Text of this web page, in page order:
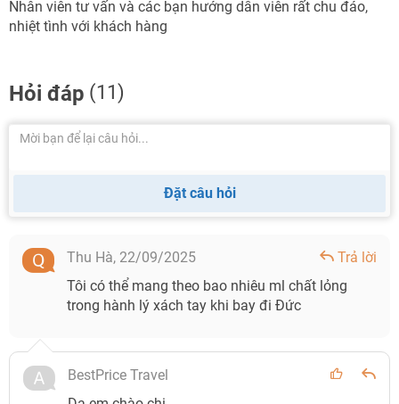
Nhân viên tư vấn và các bạn hướng dẫn viên rất chu đáo,
nhiệt tình với khách hàng
Hỏi đáp (11)
Đặt câu hỏi
Thu Hà, 22/09/2025
Trả lời
Tôi có thể mang theo bao nhiêu ml chất lỏng
trong hành lý xách tay khi bay đi Đức
BestPrice Travel